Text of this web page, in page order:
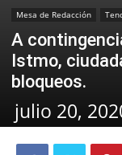
Mesa de Redacción
A
Istmo,
bloqueos.
julio 20,